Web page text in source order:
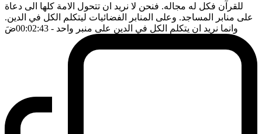
للقرآن فكل له مجاله. فنحن لا نريد ان تتحول الامة كلها الى دعاة
على منابر المساجد. وعلى المنابر الفضائيات ليتكلم الكل في الدين.
وانما نريد ان يتكلم الكل في الدين على منبر واحد - 00:02:43 ضَ